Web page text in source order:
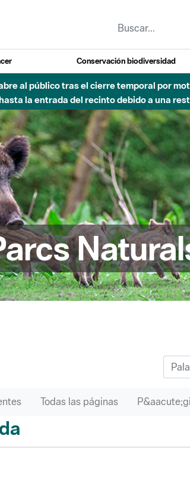
Conservación biodiversidad
al público tras el cierre temporal por
la entrada del recinto debido a una
Todas las páginas